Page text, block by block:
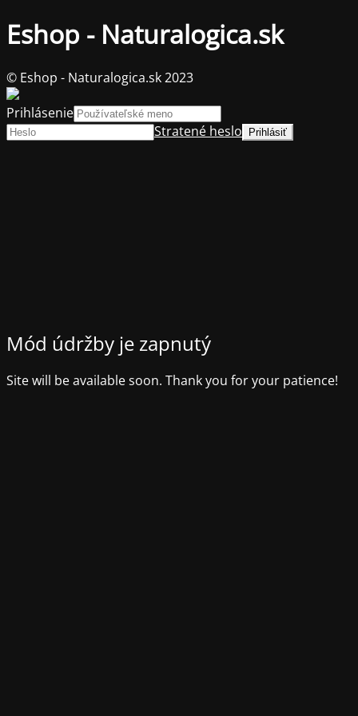
Eshop - Naturalogica.sk
Mód údržby je zapnutý
Site will be available soon. Thank you for your patience!
© Eshop - Naturalogica.sk 2023
Prihlásenie
Stratené heslo